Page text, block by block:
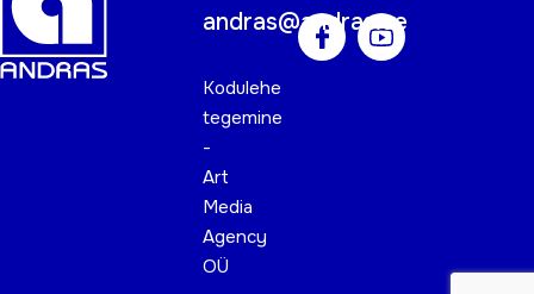
andras@andras.ee
Kodulehe
tegemine
-
Art
Media
Agency
OÜ